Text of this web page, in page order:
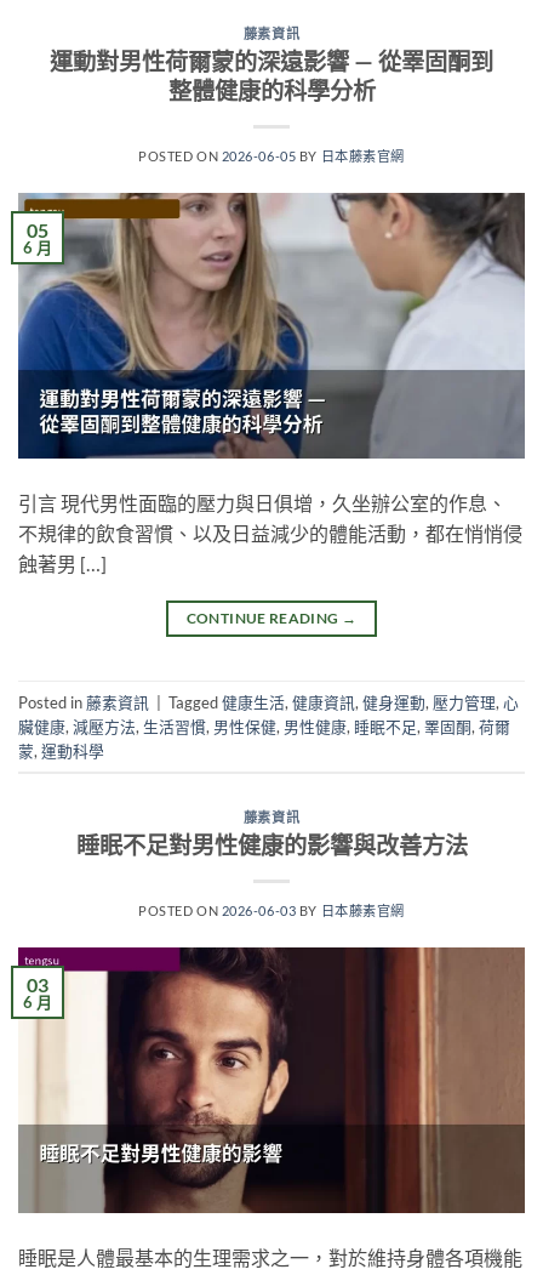
藤素資訊
運動對男性荷爾蒙的深遠影響 — 從睪固酮到
整體健康的科學分析
POSTED ON 2026-06-05 BY 日本藤素官網
05
6 月
引言 現代男性面臨的壓力與日俱增，久坐辦公室的作息、
不規律的飲食習慣、以及日益減少的體能活動，都在悄悄侵
蝕著男 […]
CONTINUE READING →
Posted in藤素資訊 | Tagged健康生活, 健康資訊, 健身運動, 壓力管理, 心
臟健康, 減壓方法, 生活習慣, 男性保健, 男性健康, 睡眠不足, 睪固酮, 荷爾
蒙, 運動科學
藤素資訊
睡眠不足對男性健康的影響與改善方法
POSTED ON 2026-06-03 BY 日本藤素官網
03
6 月
睡眠是人體最基本的生理需求之一，對於維持身體各項機能